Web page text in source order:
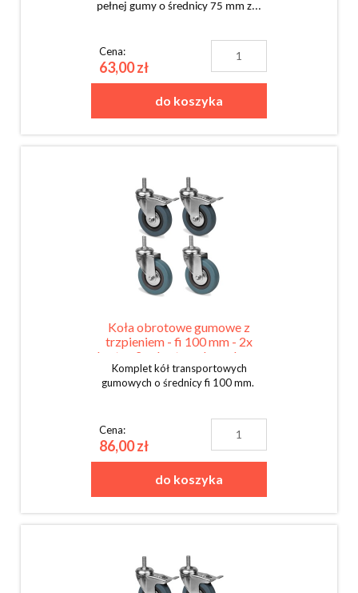
pełnej gumy o średnicy 75 mm z...
Cena:
63,00 zł
do koszyka
Koła obrotowe gumowe z
trzpieniem - fi 100 mm - 2x
skrętne 2x skrętne z hamulcem -
KOMPLET
Komplet kół transportowych
gumowych o średnicy fi 100 mm.
Cena:
86,00 zł
do koszyka